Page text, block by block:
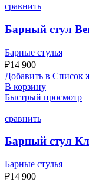
сравнить
Барный стул
Барные стулья
₽14 900
Добавить в Список
В корзину
Быстрый просмотр
сравнить
Барный стул
Барные стулья
₽14 900